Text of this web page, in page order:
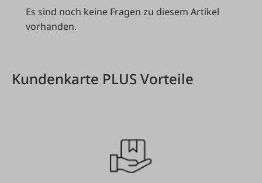
Es sind noch keine Fragen zu diesem Artikel
vorhanden.
Kundenkarte PLUS Vorteile